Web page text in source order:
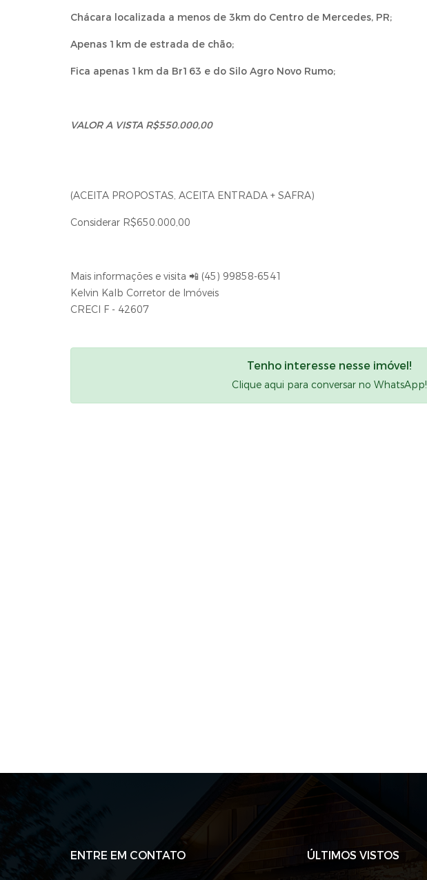
Chácara localizada a menos de 3km do Centro de Mercedes, PR;
Apenas 1km de estrada de chão;
Fica apenas 1km da Br163 e do Silo Agro Novo Rumo;
VALOR A VISTA R$550.000,00
(ACEITA PROPOSTAS, ACEITA ENTRADA + SAFRA)
Considerar R$650.000,00
Mais informações e visita 📲 (45) 99858-6541
Kelvin Kalb Corretor de Imóveis
CRECI F - 42607
Tenho interesse nesse imóvel!
Clique aqui para conversar no WhatsApp!
ENTRE EM CONTATO ÚLTIMOS VISTOS